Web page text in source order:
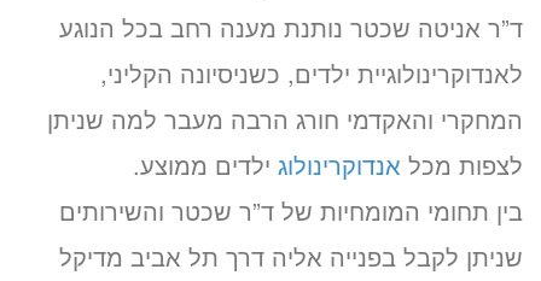
מועדים פנויים. לחצו לבחירת
«
ד”ר אניטה שכטר נותנת מענה רחב בכל הנוגע
לאנדוקרינולוגיית ילדים, כשניסיונה הקליני,
המחקרי והאקדמי חורג הרבה מעבר למה שניתן
לצפות מכל אנדוקרינולוג ילדים ממוצע.
בין תחומי המומחיות של ד”ר שכטר והשירותים
שניתן לקבל בפנייה אליה דרך תל אביב מדיקל